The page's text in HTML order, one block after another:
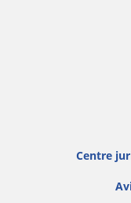
Centre